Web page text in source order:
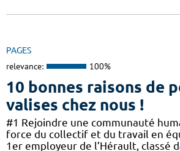
PAGES
relevance: 100%
10 bonnes raisons de
valises chez nous !
#1 Rejoindre une communauté
force du collectif et du travail en
1er employeur de l’Hérault, classé